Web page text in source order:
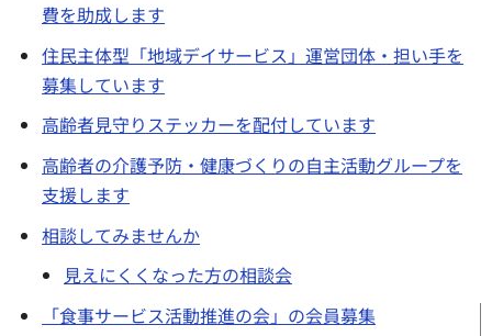
費を助成します
住民主体型「地域デイサービス」運営団体・担い手を
募集しています
高齢者見守りステッカーを配付しています
高齢者の介護予防・健康づくりの自主活動グループを
支援します
相談してみませんか
見えにくくなった方の相談会
「食事サービス活動推進の会」の会員募集